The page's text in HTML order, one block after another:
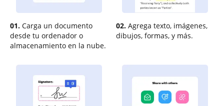
01. Carga un documento
desde tu ordenador o
almacenamiento en la nube.
02. Agrega texto, imágenes,
dibujos, formas, y más.